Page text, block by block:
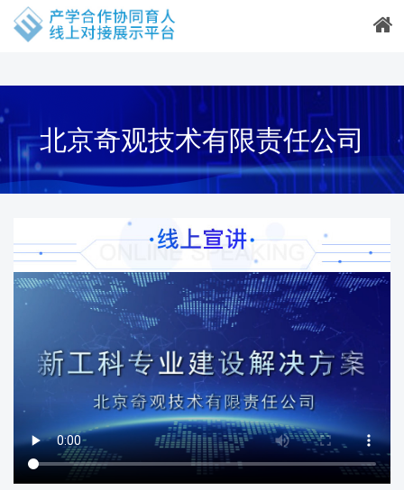
北京奇观技术有限责任公司